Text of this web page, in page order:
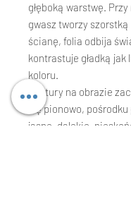
głęboką warstwę.
gwasz tworzy szorstką
ścianę, folia odbija
kontrastuje gładką jak
koloru.
Faktury na obrazie
się pionowo,
jasne, dalekie,